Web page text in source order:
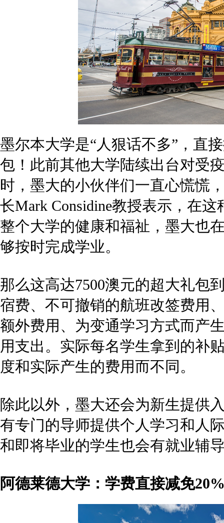
为变通学习方式而产生的技术升级，以及其他相关费用支出。实际每
除此以外，墨大还会为新生提供入学指导和过渡期的学术支持，有专
的学生也会有就业辅导课程。
阿德莱德大学：学费直接减免20%
阿德莱德大学则是用另一种方式补贴学生们的损失，直接宣布减免第一
供了第一学期的网课供仍选择第一学期入学的中国留学生学习，如果学
莫纳什大学： 赔偿部分或全部损失
前天下午，莫那什官网也更新了旅行赔偿信息，通告中宣布在新型冠状
计划，如能提供文件证明大学做出的决定是造成损失的直接原因，而现
或部分的赔偿！
西悉尼大学：最早出台补贴政策
西悉尼大学是最早出台经济补贴政策的，宣布从第三国回澳洲所造成
第三国返澳的留学生。
据金融评论报报道，高等教育部门除了给学费打折和报销机票，澳洲八